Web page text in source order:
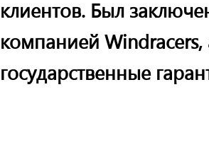
клиентов. Был
компанией
государственные